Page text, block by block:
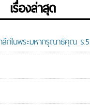
เรื่องล่าสุด
กในพระมหากรุณาธิคุณ ร